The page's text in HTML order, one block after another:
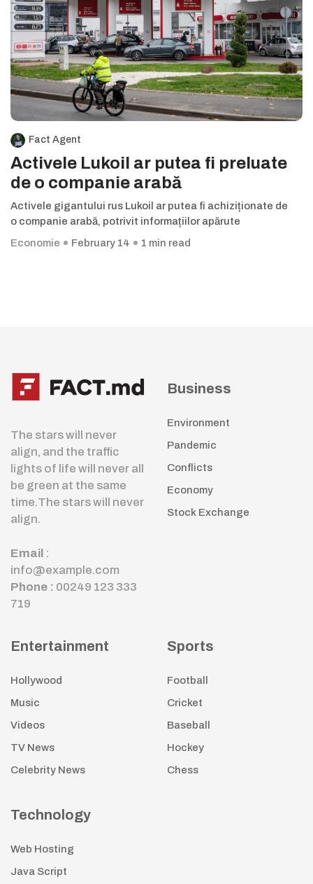
Fact Agent
Activele Lukoil ar putea fi preluate
de o companie arabă
Activele gigantului rus Lukoil ar putea fi achiziționate de
o companie arabă, potrivit informațiilor apărute
Economie
February 14 1 min read
The stars will never
align, and the traffic
lights of life will never all
be green at the same
time.The stars will never
align.
Email :
info@example.com
Phone : 00249 123 333
719
Business
Environment
Pandemic
Conflicts
Economy
Stock Exchange
Entertainment
Hollywood
Music
Videos
TV News
Celebrity News
Sports
Football
Cricket
Baseball
Hockey
Chess
Technology
Web Hosting
Java Script